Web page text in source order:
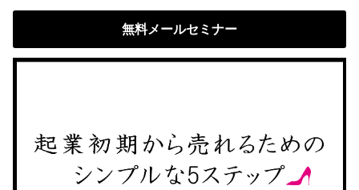
無料メールセミナー